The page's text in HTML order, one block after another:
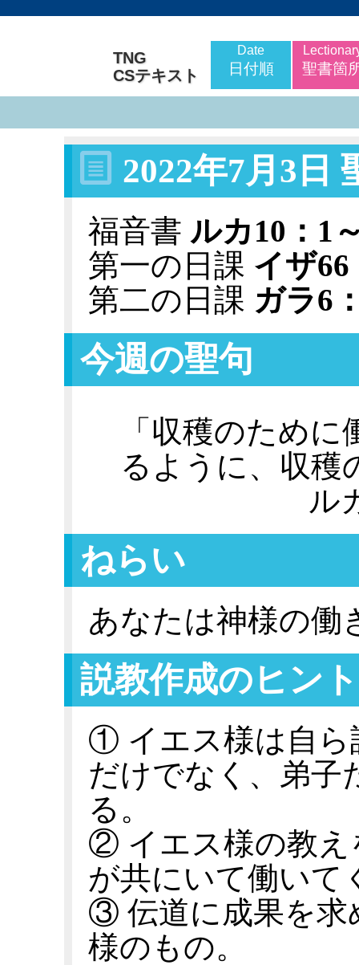
TNG
CSテキスト
Date
日付順 聖書箇
2022年7月3日
福音書 ルカ10：1
第一の日課 イザ66
第二の日課 ガラ6
今週の聖句
「収穫のため
るように、収穫
ル
ねらい
あなたは神様の働
説教作成のヒント
① イエス様は自ら
だけでなく、弟子
る。
② イエス様の教え
が共にいて働いて
③ 伝道に成果を求
様のもの。